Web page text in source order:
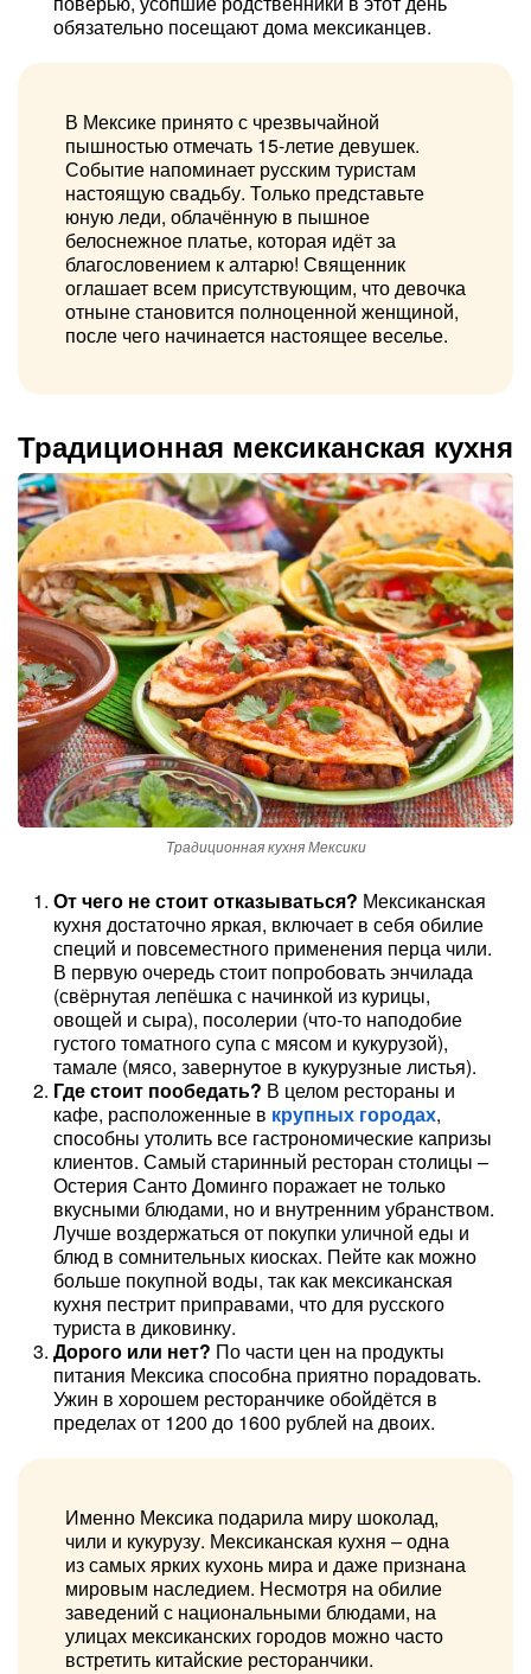
обязательно посещают дома мексиканцев.
В Мексике принято с чрезвычайной
пышностью отмечать 15-летие девушек.
Событие напоминает русским туристам
настоящую свадьбу. Только представьте
юную леди, облачённую в пышное
белоснежное платье, которая идёт за
благословением к алтарю! Священник
оглашает всем присутствующим, что девочка
отныне становится полноценной женщиной,
после чего начинается настоящее веселье.
Традиционная мексиканская кухня
Традиционная кухня Мексики
От чего не стоит отказываться? Мексиканская
кухня достаточно яркая, включает в себя обилие
специй и повсеместного применения перца чили.
В первую очередь стоит попробовать энчилада
(свёрнутая лепёшка с начинкой из курицы,
овощей и сыра), посолерии (что-то наподобие
густого томатного супа с мясом и кукурузой),
тамале (мясо, завернутое в кукурузные листья).
Где стоит пообедать? В целом рестораны и
кафе, расположенные в крупных городах,
способны утолить все гастрономические капризы
клиентов. Самый старинный ресторан столицы –
Остерия Санто Доминго поражает не только
вкусными блюдами, но и внутренним убранством.
Лучше воздержаться от покупки уличной еды и
блюд в сомнительных киосках. Пейте как можно
больше покупной воды, так как мексиканская
кухня пестрит приправами, что для русского
туриста в диковинку.
Дорого или нет? По части цен на продукты
питания Мексика способна приятно порадовать.
Ужин в хорошем ресторанчике обойдётся в
пределах от 1200 до 1600 рублей на двоих.
Именно Мексика подарила миру шоколад,
чили и кукурузу. Мексиканская кухня – одна
из самых ярких кухонь мира и даже признана
мировым наследием. Несмотря на обилие
заведений с национальными блюдами, на
улицах мексиканских городов можно часто
встретить китайские ресторанчики.